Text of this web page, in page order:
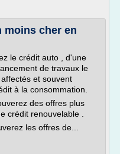
moins cher en
le crédit auto , d'une
de travaux le
et souvent
à la consommation.
des offres plus
crédit renouvelable .
les offres de...